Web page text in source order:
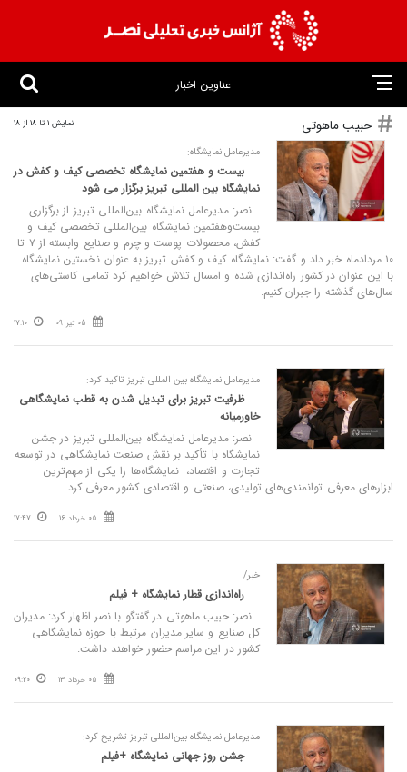
عناوین اخبار
حبیب ماهوتی نمایش 1 تا 18 از 18
مدیرعامل نمایشگاه:
بیست‌ و هفتمین نمایشگاه تخصصی کیف و کفش در
نمایشگاه بین‌ المللی تبریز برگزار می‌ شود
نصر: مدیرعامل نمایشگاه بین‌المللی تبریز از برگزاری
بیست‌وهفتمین نمایشگاه بین‌المللی تخصصی کیف و
کفش، محصولات پوست و چرم و صنایع وابسته از ۷ تا
۱۰ مردادماه خبر داد و گفت: نمایشگاه کیف و کفش تبریز به عنوان نخستین نمایشگاه
با این عنوان در کشور راه‌اندازی شده و امسال تلاش خواهیم کرد تمامی کاستی‌های
سال‌های گذشته را جبران کنیم.
05 تیر 09 17:10
مدیرعامل نمایشگاه بین‌ المللی تبریز تاکید کرد:
ظرفیت تبریز برای تبدیل شدن به قطب‌ نمایشگاهی
خاورمیانه
نصر: مدیرعامل نمایشگاه بین‌المللی تبریز در جشن
نمایشگاه‌ با تأکید بر نقش صنعت نمایشگاهی در توسعه
تجارت و اقتصاد، نمایشگاه‌ها را یکی از مهم‌ترین
ابزارهای معرفی توانمندی‌های تولیدی، صنعتی و اقتصادی کشور معرفی کرد.
05 خرداد 16 17:47
خبر/
راه‌اندازی قطار نمایشگاه + فیلم
نصر: حبیب ماهوتی در گفتگو با نصر اظهار کرد: مدیران
کل صنایع و سایر مدیران مرتبط با حوزه نمایشگاهی
کشور در این مراسم حضور خواهند داشت.
05 خرداد 13 09:20
مدیرعامل نمایشگاه بین‌المللی تبریز تشریح کرد:
جشن روز جهانی نمایشگاه +فیلم